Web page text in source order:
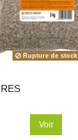
Rupture de stock
Voir